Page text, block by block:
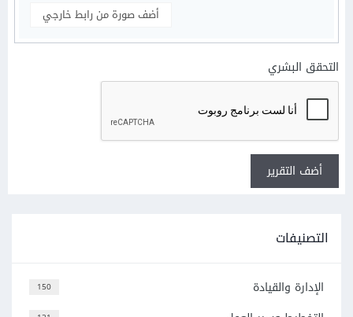
أضف صورة من رابط خارجي
التحقق البشري
أضف التقرير
التصنيفات
150 الإدارة والقيادة